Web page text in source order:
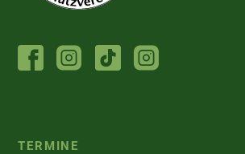
FACEBOOKINSTAGRAM
TIERHEIM
TIKTOK
TERMINE